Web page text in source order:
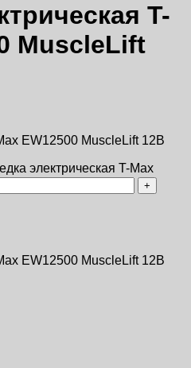
T-
MuscleLift
EW12500 MuscleLift 12В
электрическая T-Max
EW12500 MuscleLift 12В